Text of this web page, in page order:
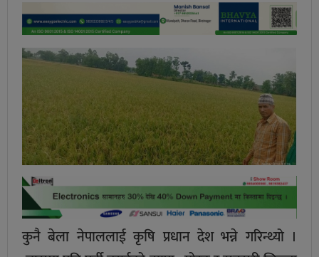
कुनै बेला नेपाललाई कृषि प्रधान देश भन्ने गरिन्थ्यो ।